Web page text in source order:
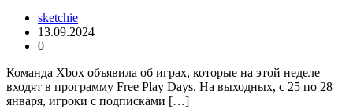
sketchie
13.09.2024
0
Команда Xbox объявила об играх, которые на этой неделе
входят в программу Free Play Days. На выходных, с 25 по 28
января, игроки с подписками […]